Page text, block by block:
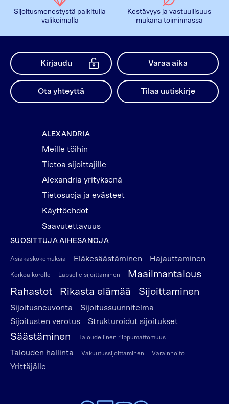
Sijoitusmenestystä palkitulla
valikoimalla
Kestävyys ja vastuullisuus
mukana toiminnassa
Kirjaudu Varaa aika
Ota yhteyttä Tilaa uutiskirje
ALEXANDRIA
Meille töihin
Tietoa sijoittajille
Alexandria yrityksenä
Tietosuoja ja evästeet
Käyttöehdot
Saavutettavuus
SUOSITTUJA AIHESANOJA
Asiakaskokemuksia Eläkesäästäminen Hajauttaminen
Korkoa korolle Lapselle sijoittaminen
Maailmantalous
Rahastot
Rikasta elämää Sijoittaminen
Sijoitusneuvonta
Sijoitussuunnitelma
Sijoitusten verotus
Strukturoidut sijoitukset
Säästäminen Taloudellinen riippumattomuus
Talouden hallinta Vakuutussijoittaminen Varainhoito
Yrittäjälle